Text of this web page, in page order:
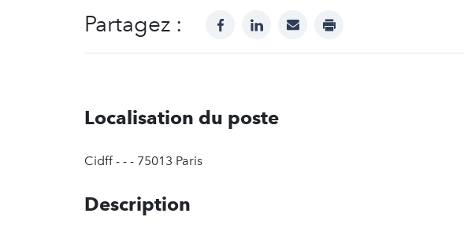
Partagez : facebooklinkedinmail print
Localisation du poste
Cidff - - - 75013 Paris
Description